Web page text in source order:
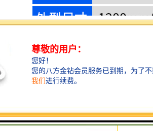
压花机压花产品
鞋帽压花，T恤压花，箱包压花，地毯